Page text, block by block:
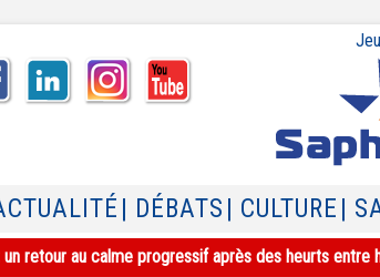
| DÉBATS | CULTURE |
un retour au calme progressif après des heurts entre